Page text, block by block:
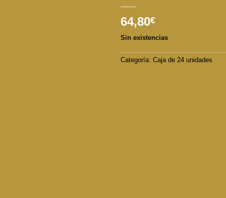
64,80€
Sin existencias
Categoría: Caja de 24 unidades